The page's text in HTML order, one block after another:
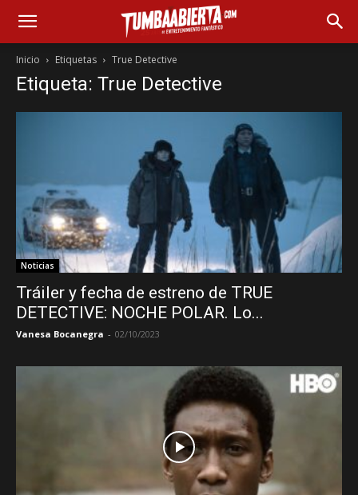
Inicio Etiquetas True Detective
Etiqueta: True Detective
Noticias
Tráiler y fecha de estreno de TRUE
DETECTIVE: NOCHE POLAR. Lo...
Vanesa Bocanegra - 02/10/2023